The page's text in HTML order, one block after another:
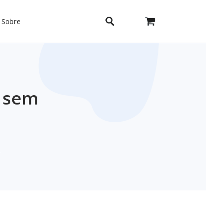
Sobre